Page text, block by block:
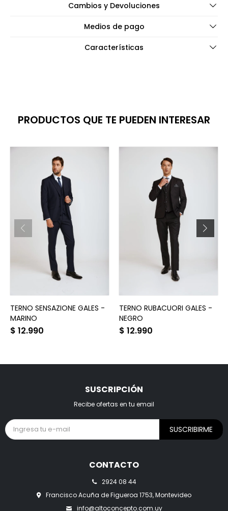
Cambios y Devoluciones
Medios de pago
Características
PRODUCTOS QUE TE PUEDEN INTERESAR
TERNO SENSAZIONE GALES -
MARINO
$ 12.990
TERNO RUBACUORI GALES -
NEGRO
$ 12.990
CONTACTO
2924 08 44
Francisco Acuña de Figueroa 1753, Montevideo
info@altoconcepto.com.uy
SUSCRIPCIÓN
Recibe ofertas en tu email
SUSCRIBIRME